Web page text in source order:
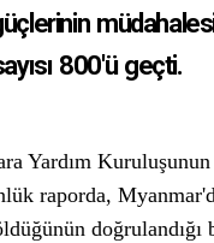
800'ü geçti.
Yardım
raporda,